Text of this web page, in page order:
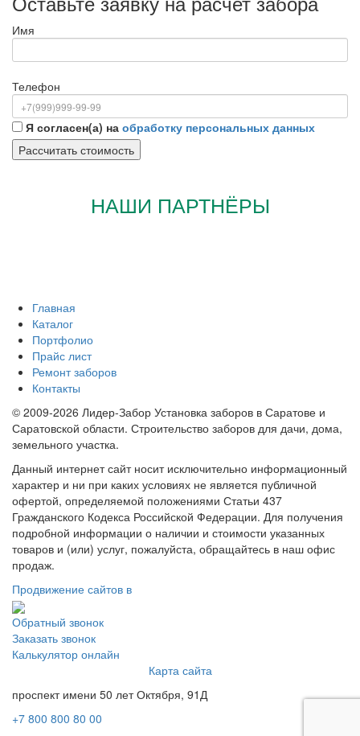
Имя
Телефон
Я согласен(а) на обработку персональных данных
НАШИ ПАРТНЁРЫ
Главная
Каталог
Портфолио
Прайс лист
Ремонт заборов
Контакты
© 2009-2026 Лидер-Забор Установка заборов в Саратове и
Саратовской области. Строительство заборов для дачи, дома,
земельного участка.
Данный интернет сайт носит исключительно информационный
характер и ни при каких условиях не является публичной
офертой, определяемой положениями Статьи 437
Гражданского Кодекса Российской Федерации. Для получения
подробной информации о наличии и стоимости указанных
товаров и (или) услуг, пожалуйста, обращайтесь в наш офис
продаж.
Продвижение сайтов в
Обратный звонок
Заказать звонок
Калькулятор онлайн
Карта сайта
проспект имени 50 лет Октября, 91Д
+7 800 800 80 00